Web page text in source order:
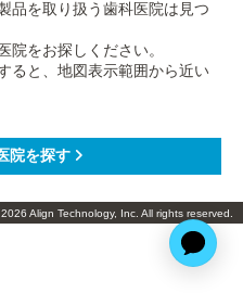
品を取り扱う歯科医院は見つ
院をお探しください。
ると、地図表示範囲から近い
Align Technology, Inc. All rights reserved.